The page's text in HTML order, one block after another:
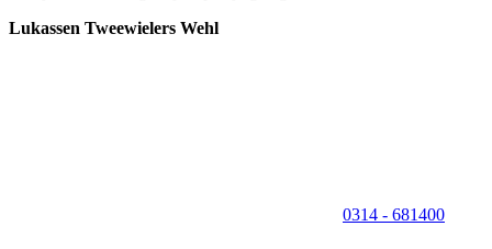
Lukassen Tweewielers Wehl
0314 - 681400